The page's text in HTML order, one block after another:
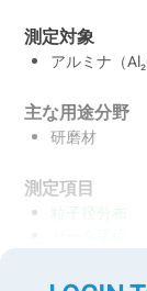
測定対象
アルミナ（
主な用途分野
研磨材
測定項目
粒子径分布